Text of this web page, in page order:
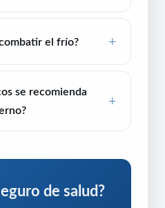
el frío?
se recomienda
de salud?